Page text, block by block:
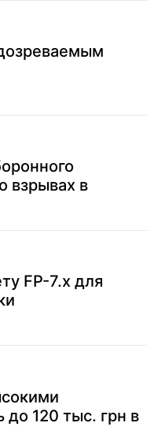
взрывах в
FP-7.x для
до 120 тыс. грн в